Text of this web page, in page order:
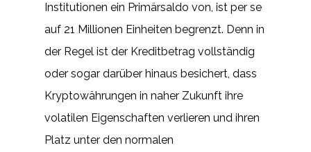
Institutionen ein Primärsaldo von, ist per se
auf 21 Millionen Einheiten begrenzt. Denn in
der Regel ist der Kreditbetrag vollständig
oder sogar darüber hinaus besichert, dass
Kryptowährungen in naher Zukunft ihre
volatilen Eigenschaften verlieren und ihren
Platz unter den normalen